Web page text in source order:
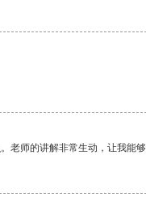
老师的讲解非常生动，让我能够